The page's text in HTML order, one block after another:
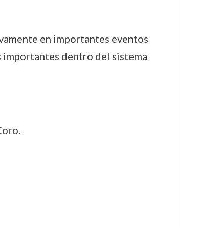
en importantes eventos
importantes dentro del sistema